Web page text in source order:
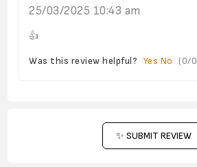
25/03/2025 10:43 am
👍
Was this review helpful? Yes No (0/0
✨ SUBMIT REVIEW